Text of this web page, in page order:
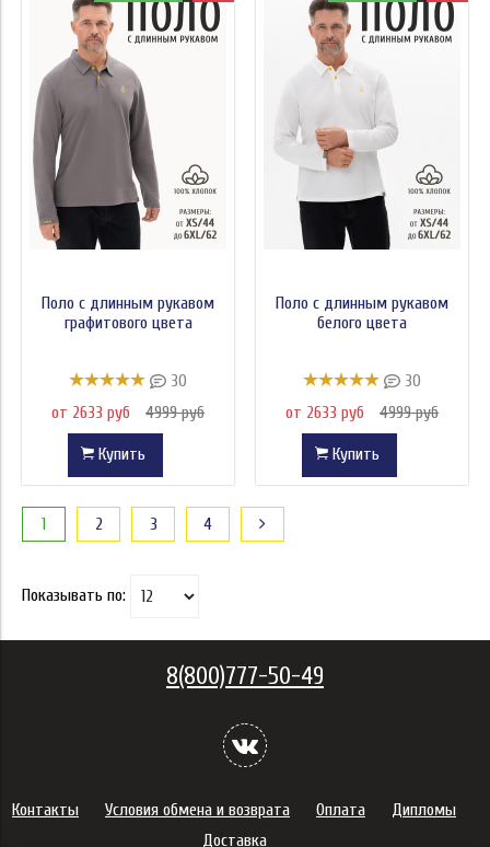
Поло с длинным рукавом
графитового цвета
30
от 2633 руб
4999 руб
Купить
Поло с длинным рукавом
белого цвета
30
от 2633 руб
4999 руб
Купить
1 2 3 4
Показывать по:
8(800)777-50-49
Контакты Условия обмена и возврата Оплата
Дипломы
Доставка